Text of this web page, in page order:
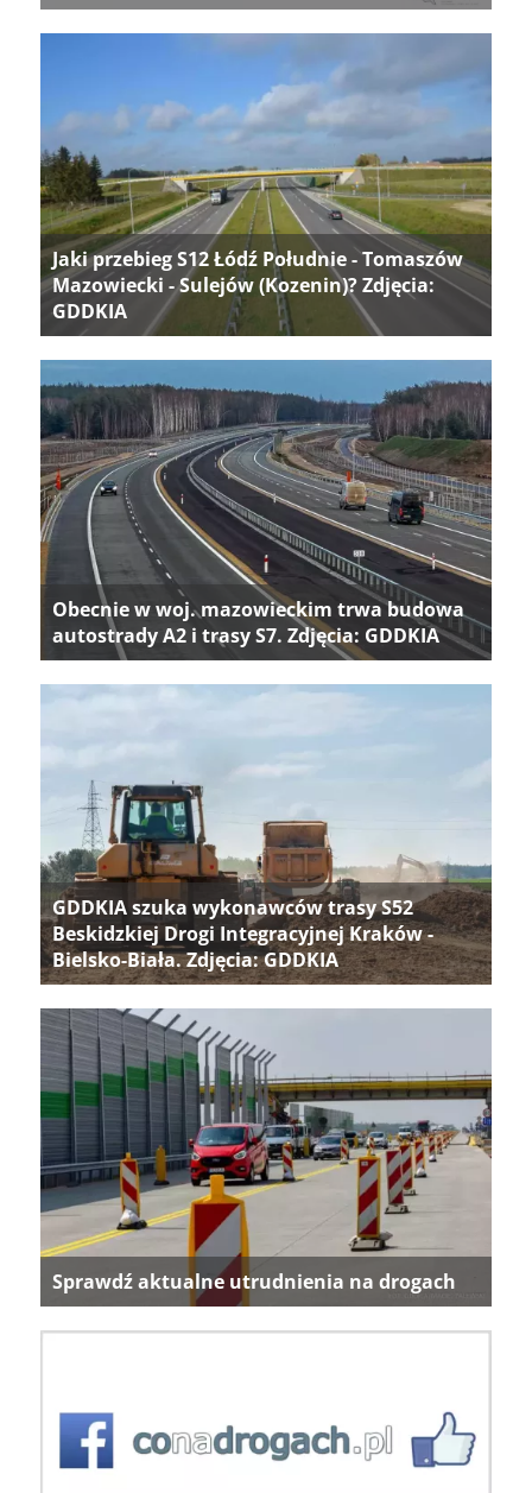
Jaki przebieg S12 Łódź Południe - Tomaszów
Mazowiecki - Sulejów (Kozenin)? Zdjęcia:
GDDKIA
Obecnie w woj. mazowieckim trwa budowa
autostrady A2 i trasy S7. Zdjęcia: GDDKIA
GDDKIA szuka wykonawców trasy S52
Beskidzkiej Drogi Integracyjnej Kraków -
Bielsko-Biała. Zdjęcia: GDDKIA
Sprawdź aktualne utrudnienia na drogach